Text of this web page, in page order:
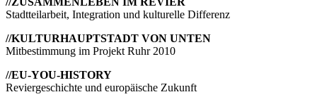
Stadtteilarbeit, Integration und kulturelle Differenz
//KULTURHAUPTSTADT VON UNTEN
Mitbestimmung im Projekt Ruhr 2010
//EU-YOU-HISTORY
Reviergeschichte und europäische Zukunft